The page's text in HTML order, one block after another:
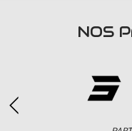
NOS